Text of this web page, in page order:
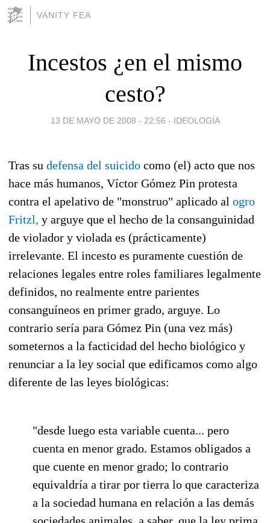
VANITY FEA
Incestos ¿en el mismo
cesto?
13 DE MAYO DE 2008 - 22:56 - IDEOLOGÍA
Tras su defensa del suicido como (el) acto que nos
hace más humanos, Víctor Gómez Pin protesta
contra el apelativo de "monstruo" aplicado al ogro
Fritzl, y arguye que el hecho de la consanguinidad
de violador y violada es (prácticamente)
irrelevante. El incesto es puramente cuestión de
relaciones legales entre roles familiares legalmente
definidos, no realmente entre parientes
consanguíneos en primer grado, arguye. Lo
contrario sería para Gómez Pin (una vez más)
someternos a la facticidad del hecho biológico y
renunciar a la ley social que edificamos como algo
diferente de las leyes biológicas:
"desde luego esta variable cuenta... pero
cuenta en menor grado. Estamos obligados a
que cuente en menor grado; lo contrario
equivaldría a tirar por tierra lo que caracteriza
a la sociedad humana en relación a las demás